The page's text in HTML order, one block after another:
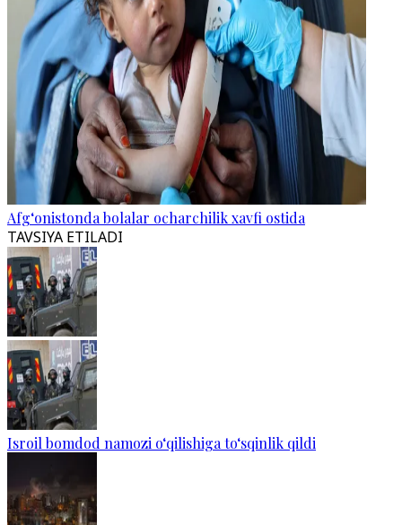
Afg‘onistonda bolalar ocharchilik xavfi ostida
TAVSIYA ETILADI
Isroil bomdod namozi o‘qilishiga to‘sqinlik qildi